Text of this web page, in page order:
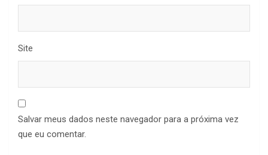
Site
Salvar meus dados neste navegador para a próxima vez
que eu comentar.